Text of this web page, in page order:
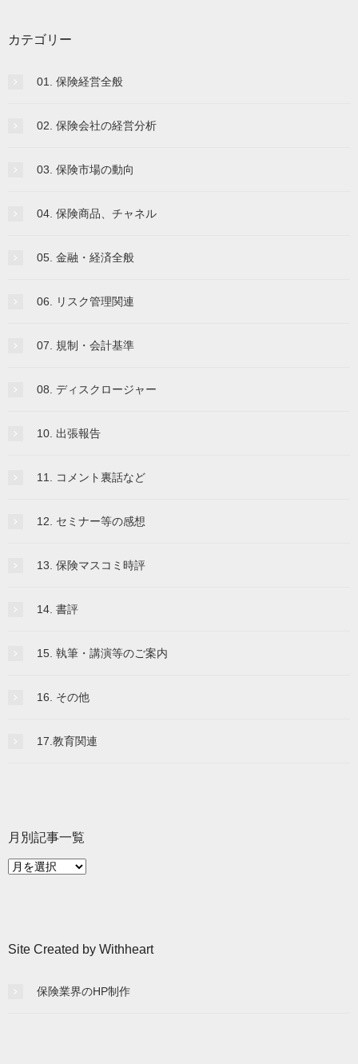
カテゴリー
01. 保険経営全般
02. 保険会社の経営分析
03. 保険市場の動向
04. 保険商品、チャネル
05. 金融・経済全般
06. リスク管理関連
07. 規制・会計基準
08. ディスクロージャー
10. 出張報告
11. コメント裏話など
12. セミナー等の感想
13. 保険マスコミ時評
14. 書評
15. 執筆・講演等のご案内
16. その他
17.教育関連
月別記事一覧
月
覧
Site Created by Withheart
保険業界のHP制作